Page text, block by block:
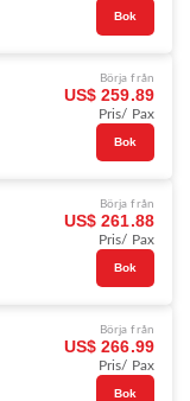
Bok
Börja från
US$ 259.89
Pris/ Pax
Bok
Börja från
US$ 261.88
Pris/ Pax
Bok
Börja från
US$ 266.99
Pris/ Pax
Bok